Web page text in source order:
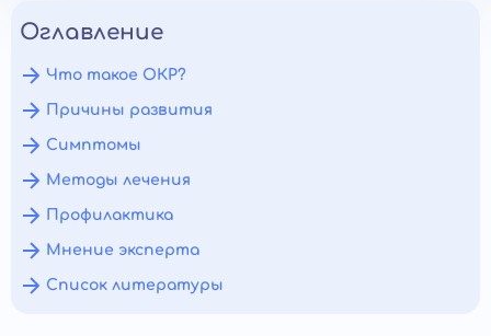
Оглавление
Что такое ОКР?
Причины развития
Симптомы
Методы лечения
Профилактика
Мнение эксперта
Список литературы